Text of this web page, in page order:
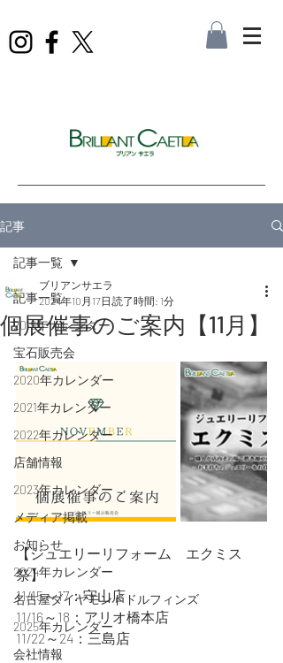
記事
記事一覧
2019年カレンダー
宝石販売会
2020年カレンダー
2021年カレンダー
2022年カレンダー
店舗情報
2023年カレンダー
メディア掲載
お知らせ
2024年カレンダー
名古屋ダイヤモンドドルフィンズ
2025年カレンダー
会社情報
記事一覧
個展催事のご案内【11月】
ブリアンサエラ
2024年10月17日 読了時間: 1分
【ジュエリーリフォーム　エクミス
祭】
11/15～17：守山店
11/16～18：アリオ橋本店
11/22～24：三島店